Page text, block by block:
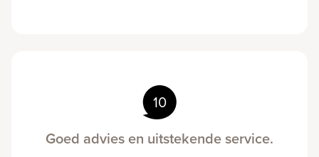
10
Goed advies en uitstekende service.